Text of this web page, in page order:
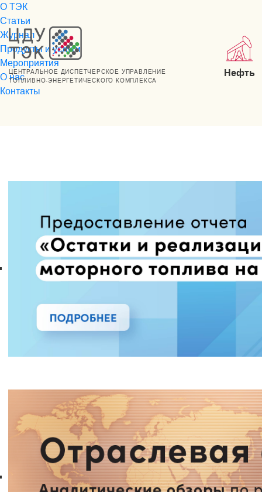
ЦЕНТРАЛЬНОЕ ДИСПЕТЧЕРСКОЕ УПРАВЛЕНИЕ
ТОПЛИВНО-ЭНЕРГЕТИЧЕСКОГО КОМПЛЕКСА
Нефть
О ТЭК
Статьи
Журнал
Продукты и услуги
Мероприятия
О нас
Контакты